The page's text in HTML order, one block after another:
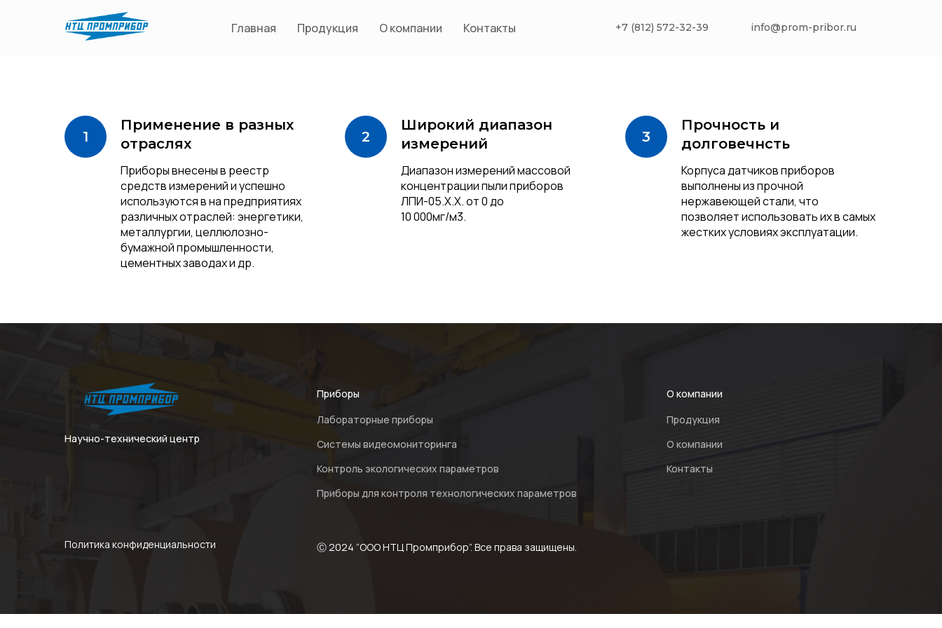
Главная Продукция О компании Контакты +7 (812) 572-32-39 info@prom-pribor.ru
Применение в разных
отраслях
Приборы внесены в реестр
средств измерений и успешно
используются в на предприятиях
различных отраслей: энергетики,
металлургии, целлюлозно-
бумажной промышленности,
цементных заводах и др.
Широкий диапазон
измерений
Диапазон измерений массовой
концентрации пыли приборов
ЛПИ-05.Х.Х. от 0 до
10 000мг/м3.
Прочность и
долговечнсть
Корпуса датчиков приборов
выполнены из прочной
нержавеющей стали, что
позволяет использовать их в самых
жестких условиях эксплуатации.
Научно-технический центр
Приборы О компании
Системы видеомониторинга
Приборы для контроля технологических параметров
Лабораторные приборы
Контроль экологических параметров
Продукция
О компании
Контакты
Политика конфиденциальности Ⓒ 2024 “ООО НТЦ Промприбор”. Все права защищены.